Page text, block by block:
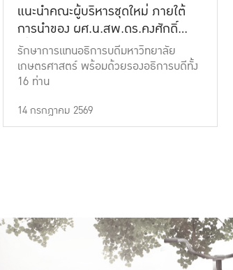
แนะนำคณะผู้บริหารชุดใหม่ ภายใต้
การนำของ ผศ.น.สพ.ดร.คงศักดิ์
เที่ยงธรรม
รักษาการแทนอธิการบดีมหาวิทยาลัย
เกษตรศาสตร์ พร้อมด้วยรองอธิการบดีทั้ง
16 ท่าน
14 กรกฎาคม 2569